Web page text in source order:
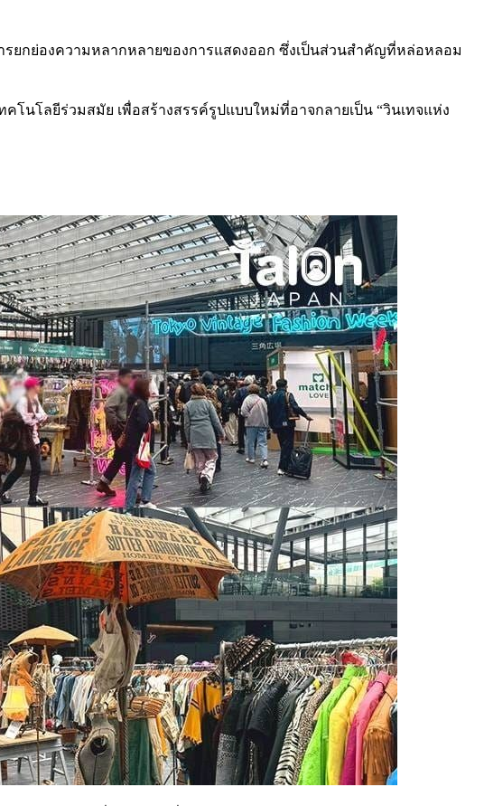
รยกย่องความหลากหลายของการแสดงออก ซึ่งเป็นส่วนสำคัญที่หล่อหลอม
นโลยีร่วมสมัย เพื่อสร้างสรรค์รูปแบบใหม่ที่อาจกลายเป็น “วินเทจแห่ง